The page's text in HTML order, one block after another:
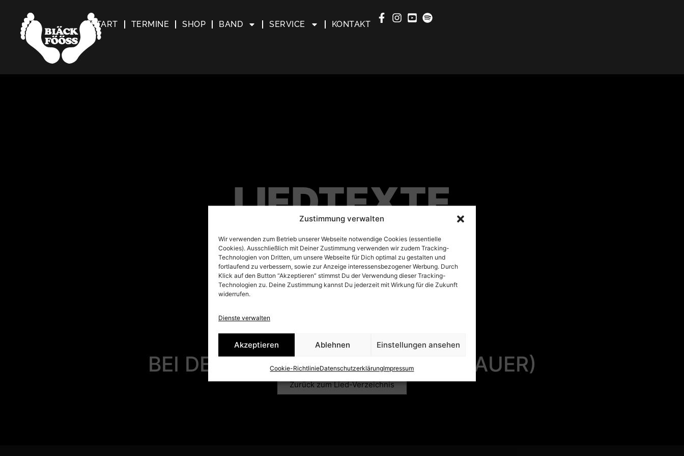
Zustimmung verwalten
Wir verwenden zum Betrieb unserer Webseite notwendige Cookies (essentielle
Cookies). Ausschließlich mit Deiner Zustimmung verwenden wir zudem Tracking-
Technologien von Dritten, um unsere Webseite für Dich optimal zu gestalten und
fortlaufend zu verbessern, sowie zur Anzeige interessensbezogener Werbung. Durch
Klick auf den Button “Akzeptieren” stimmst Du der Verwendung dieser Tracking-
Technologien zu. Deine Zustimmung kannst Du jederzeit mit Wirkung für die Zukunft
widerrufen.
Dienste verwalten
Akzeptieren Ablehnen Einstellungen ansehen
Cookie-RichtlinieDatenschutzerklärungImpressum
START TERMINE SHOP BAND SERVICE KONTAKT
LIEDTEXTE
BEI DE BUURE (POWER TO THE BAUER)
Zurück zum Lied-Verzeichnis